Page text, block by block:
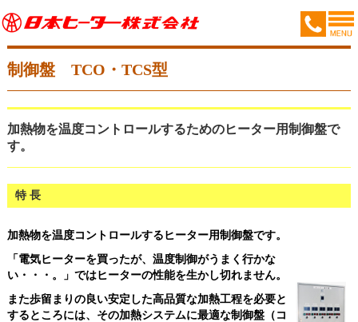
制御盤 TCO・TCS型
加熱物を温度コントロールするためのヒーター用制御盤で
す。
特 長
加熱物を温度コントロールするヒーター用制御盤です。
「電気ヒーターを買ったが、温度制御がうまく行かな
い・・・。」ではヒーターの性能を生かし切れません。
また歩留まりの良い安定した高品質な加熱工程を必要と
するところには、その加熱システムに最適な制御盤（コ